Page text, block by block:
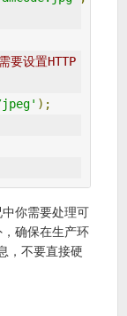
要设置HTTP
jpeg' );
你需要处理可
确保在生产环
，不要直接硬